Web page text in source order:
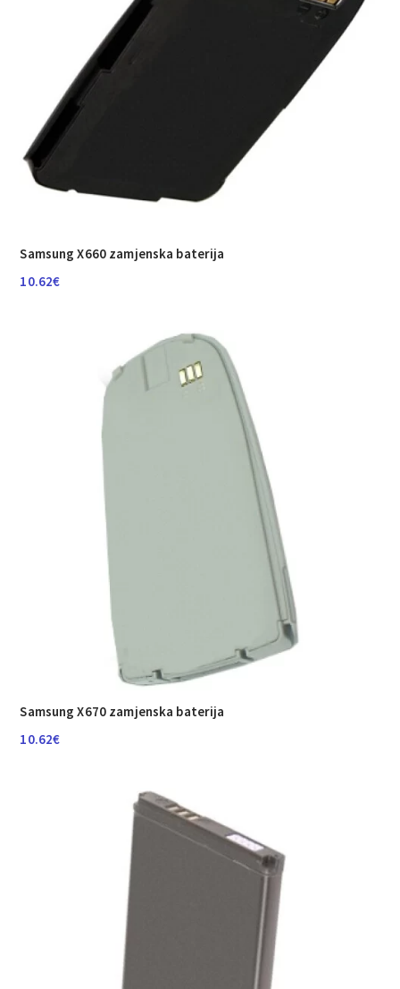
Samsung X660 zamjenska baterija
10.62€
Samsung X670 zamjenska baterija
10.62€